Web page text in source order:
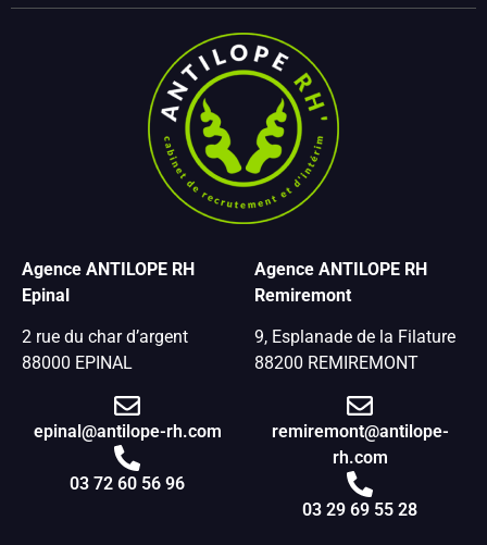
Agence ANTILOPE RH
Epinal
2 rue du char d’argent
88000 EPINAL
epinal@antilope-rh.com
03 72 60 56 96
Agence ANTILOPE RH
Remiremont
9, Esplanade de la Filature
88200 REMIREMONT
remiremont@antilope-
rh.com
03 29 69 55 28